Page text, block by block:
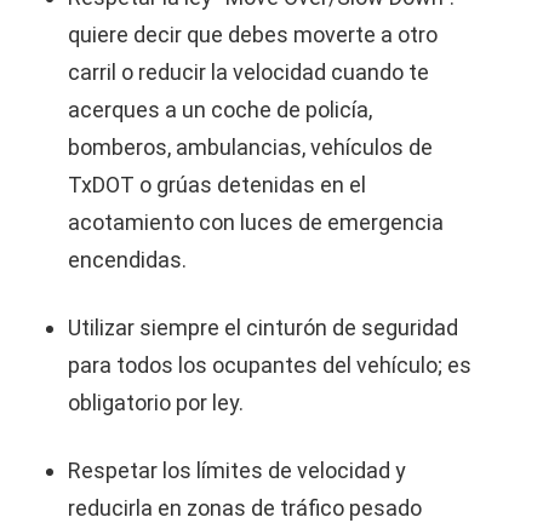
quiere decir que debes moverte a otro
carril o reducir la velocidad cuando te
acerques a un coche de policía,
bomberos, ambulancias, vehículos de
TxDOT o grúas detenidas en el
acotamiento con luces de emergencia
encendidas.
Utilizar siempre el cinturón de seguridad
para todos los ocupantes del vehículo; es
obligatorio por ley.
Respetar los límites de velocidad y
reducirla en zonas de tráfico pesado